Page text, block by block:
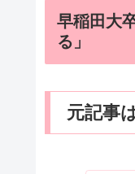
早稲田大
る」
元記事